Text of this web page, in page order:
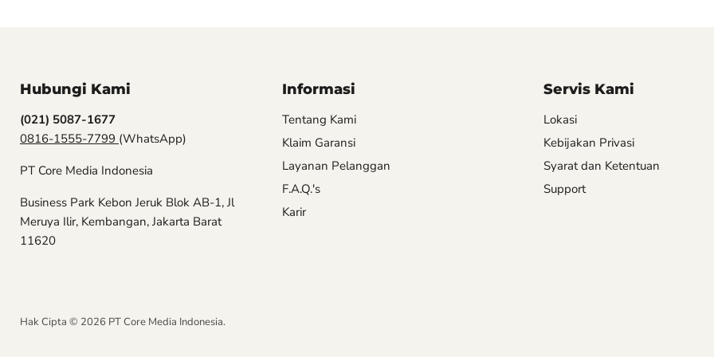
Hubungi Kami
(021) 5087-1677
0816-1555-7799 (WhatsApp)
PT Core Media Indonesia
Business Park Kebon Jeruk Blok AB-1, Jl
Meruya Ilir, Kembangan, Jakarta Barat
11620
Informasi
Tentang Kami
Klaim Garansi
Layanan Pelanggan
F.A.Q.'s
Karir
Servis Kami
Lokasi
Kebijakan Privasi
Syarat dan Ketentuan
Support
Hak Cipta © 2026 PT Core Media Indonesia.